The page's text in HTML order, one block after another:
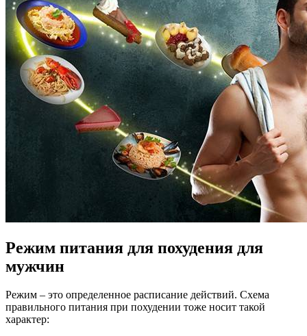
Режим питания для похудения для
мужчин
Режим – это определенное расписание действий. Схема
правильного питания при похудении тоже носит такой
характер: